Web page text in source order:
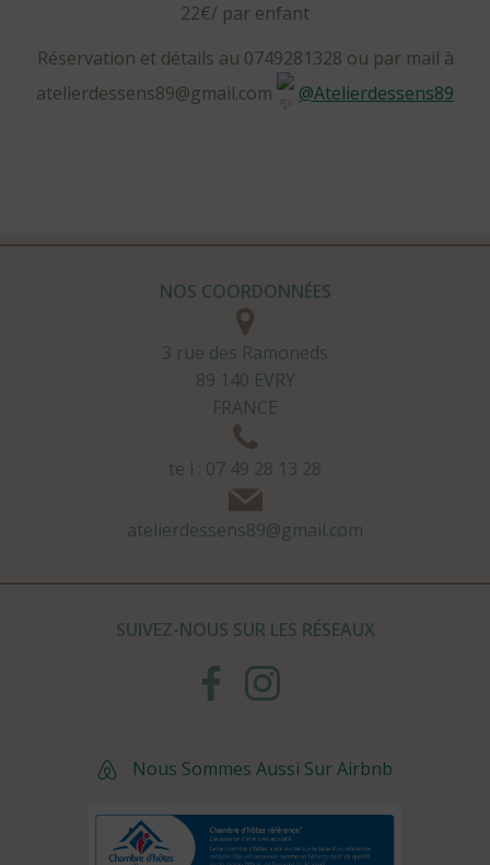
22€/ par enfant
Réservation et détails au 0749281328 ou par mail à
atelierdessens89@gmail.com
@atelierdessens89
NOS COORDONNÉES
3 rue des Ramoneds
89 140 EVRY
FRANCE
te l : 07 49 28 13 28
atelierdessens89@gmail.com
SUIVEZ-NOUS SUR LES RÉSEAUX
Nous Sommes Aussi Sur Airbnb